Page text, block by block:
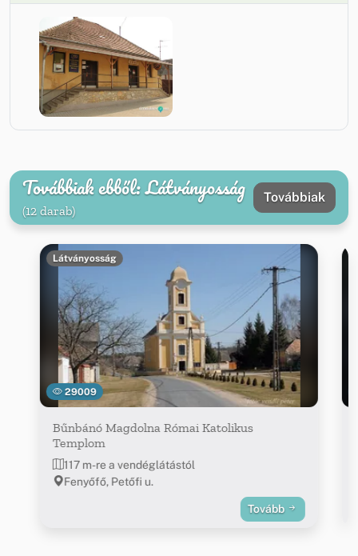
Továbbiak ebből: Látványosság
(12 darab)
Továbbiak
29009
Látványosság
Bűnbánó Magdolna Római Katolikus
Templom
117 m-re a vendéglátástól
Fenyőfő, Petőfi u.
Tovább